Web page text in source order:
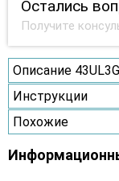
Остались
Получите
Описание 43UL3G
Инструкции
Похожие